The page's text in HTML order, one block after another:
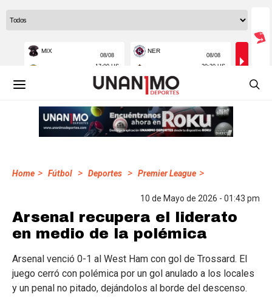
Home > Fútbol > Deportes > Premier League >
10 de Mayo de 2026 - 01:43 pm
Arsenal recupera el liderato
en medio de la polémica
Arsenal venció 0-1 al West Ham con gol de Trossard. El
juego cerró con polémica por un gol anulado a los locales
y un penal no pitado, dejándolos al borde del descenso.